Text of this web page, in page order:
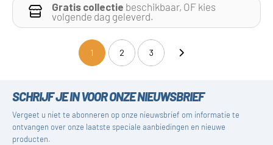
Gratis collectie beschikbaar, OF kies
volgende dag geleverd.
1(current)2 3
SCHRIJF JE IN VOOR ONZE NIEUWSBRIEF
Vergeet u niet te abonneren op onze nieuwsbrief om informatie te
ontvangen over onze laatste speciale aanbiedingen en nieuwe
producten.